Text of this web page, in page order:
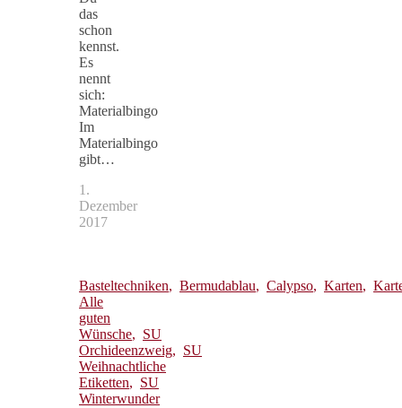
das
schon
kennst.
Es
nennt
sich:
Materialbingo
Im
Materialbingo
gibt…
1.
Dezember
2017
Basteltechniken, Bermudablau, Calypso, Karten,
Alle
guten
Wünsche, SU
Orchideenzweig, SU
Weihnachtliche
Etiketten, SU
Winterwunder